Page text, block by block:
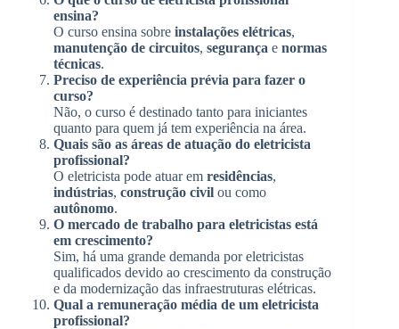
ensina?
O curso ensina sobre instalações elétricas,
manutenção de circuitos, segurança e normas
técnicas.
Preciso de experiência prévia para fazer o
curso?
Não, o curso é destinado tanto para iniciantes
quanto para quem já tem experiência na área.
Quais são as áreas de atuação do eletricista
profissional?
O eletricista pode atuar em residências,
indústrias, construção civil ou como
autônomo.
O mercado de trabalho para eletricistas está
em crescimento?
Sim, há uma grande demanda por eletricistas
qualificados devido ao crescimento da construção
e da modernização das infraestruturas elétricas.
Qual a remuneração média de um eletricista
profissional?